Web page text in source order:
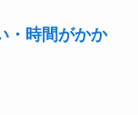
・時間がかか